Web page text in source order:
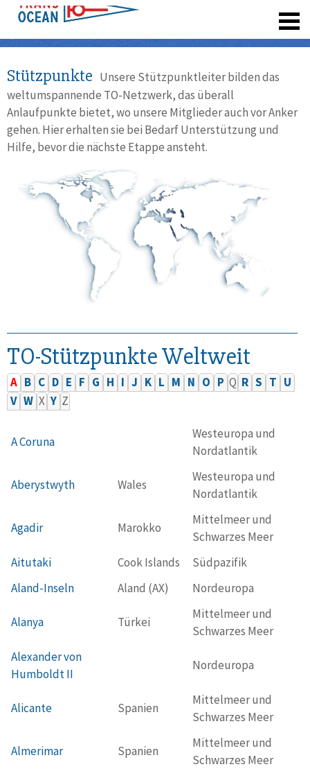
Stützpunkte Unsere Stützpunktleiter bilden das
weltumspannende TO-Netzwerk, das überall
Anlaufpunkte bietet, wo unsere Mitglieder auch vor Anker
gehen. Hier erhalten sie bei Bedarf Unterstützung und
Hilfe, bevor die nächste Etappe ansteht.
TO-Stützpunkte Weltweit
A B C D E F G H I J K L M N O P Q R S T U
V W X Y Z
A Coruna
Westeuropa und
Nordatlantik
Aberystwyth Wales
Westeuropa und
Nordatlantik
Agadir Marokko
Mittelmeer und
Schwarzes Meer
Aitutaki
Cook Islands
Südpazifik
Aland-Inseln
Aland (AX) Nordeuropa
Alanya Türkei
Mittelmeer und
Schwarzes Meer
Alexander von
Humboldt II
Nordeuropa
Alicante Spanien
Mittelmeer und
Schwarzes Meer
Almerimar Spanien
Mittelmeer und
Schwarzes Meer